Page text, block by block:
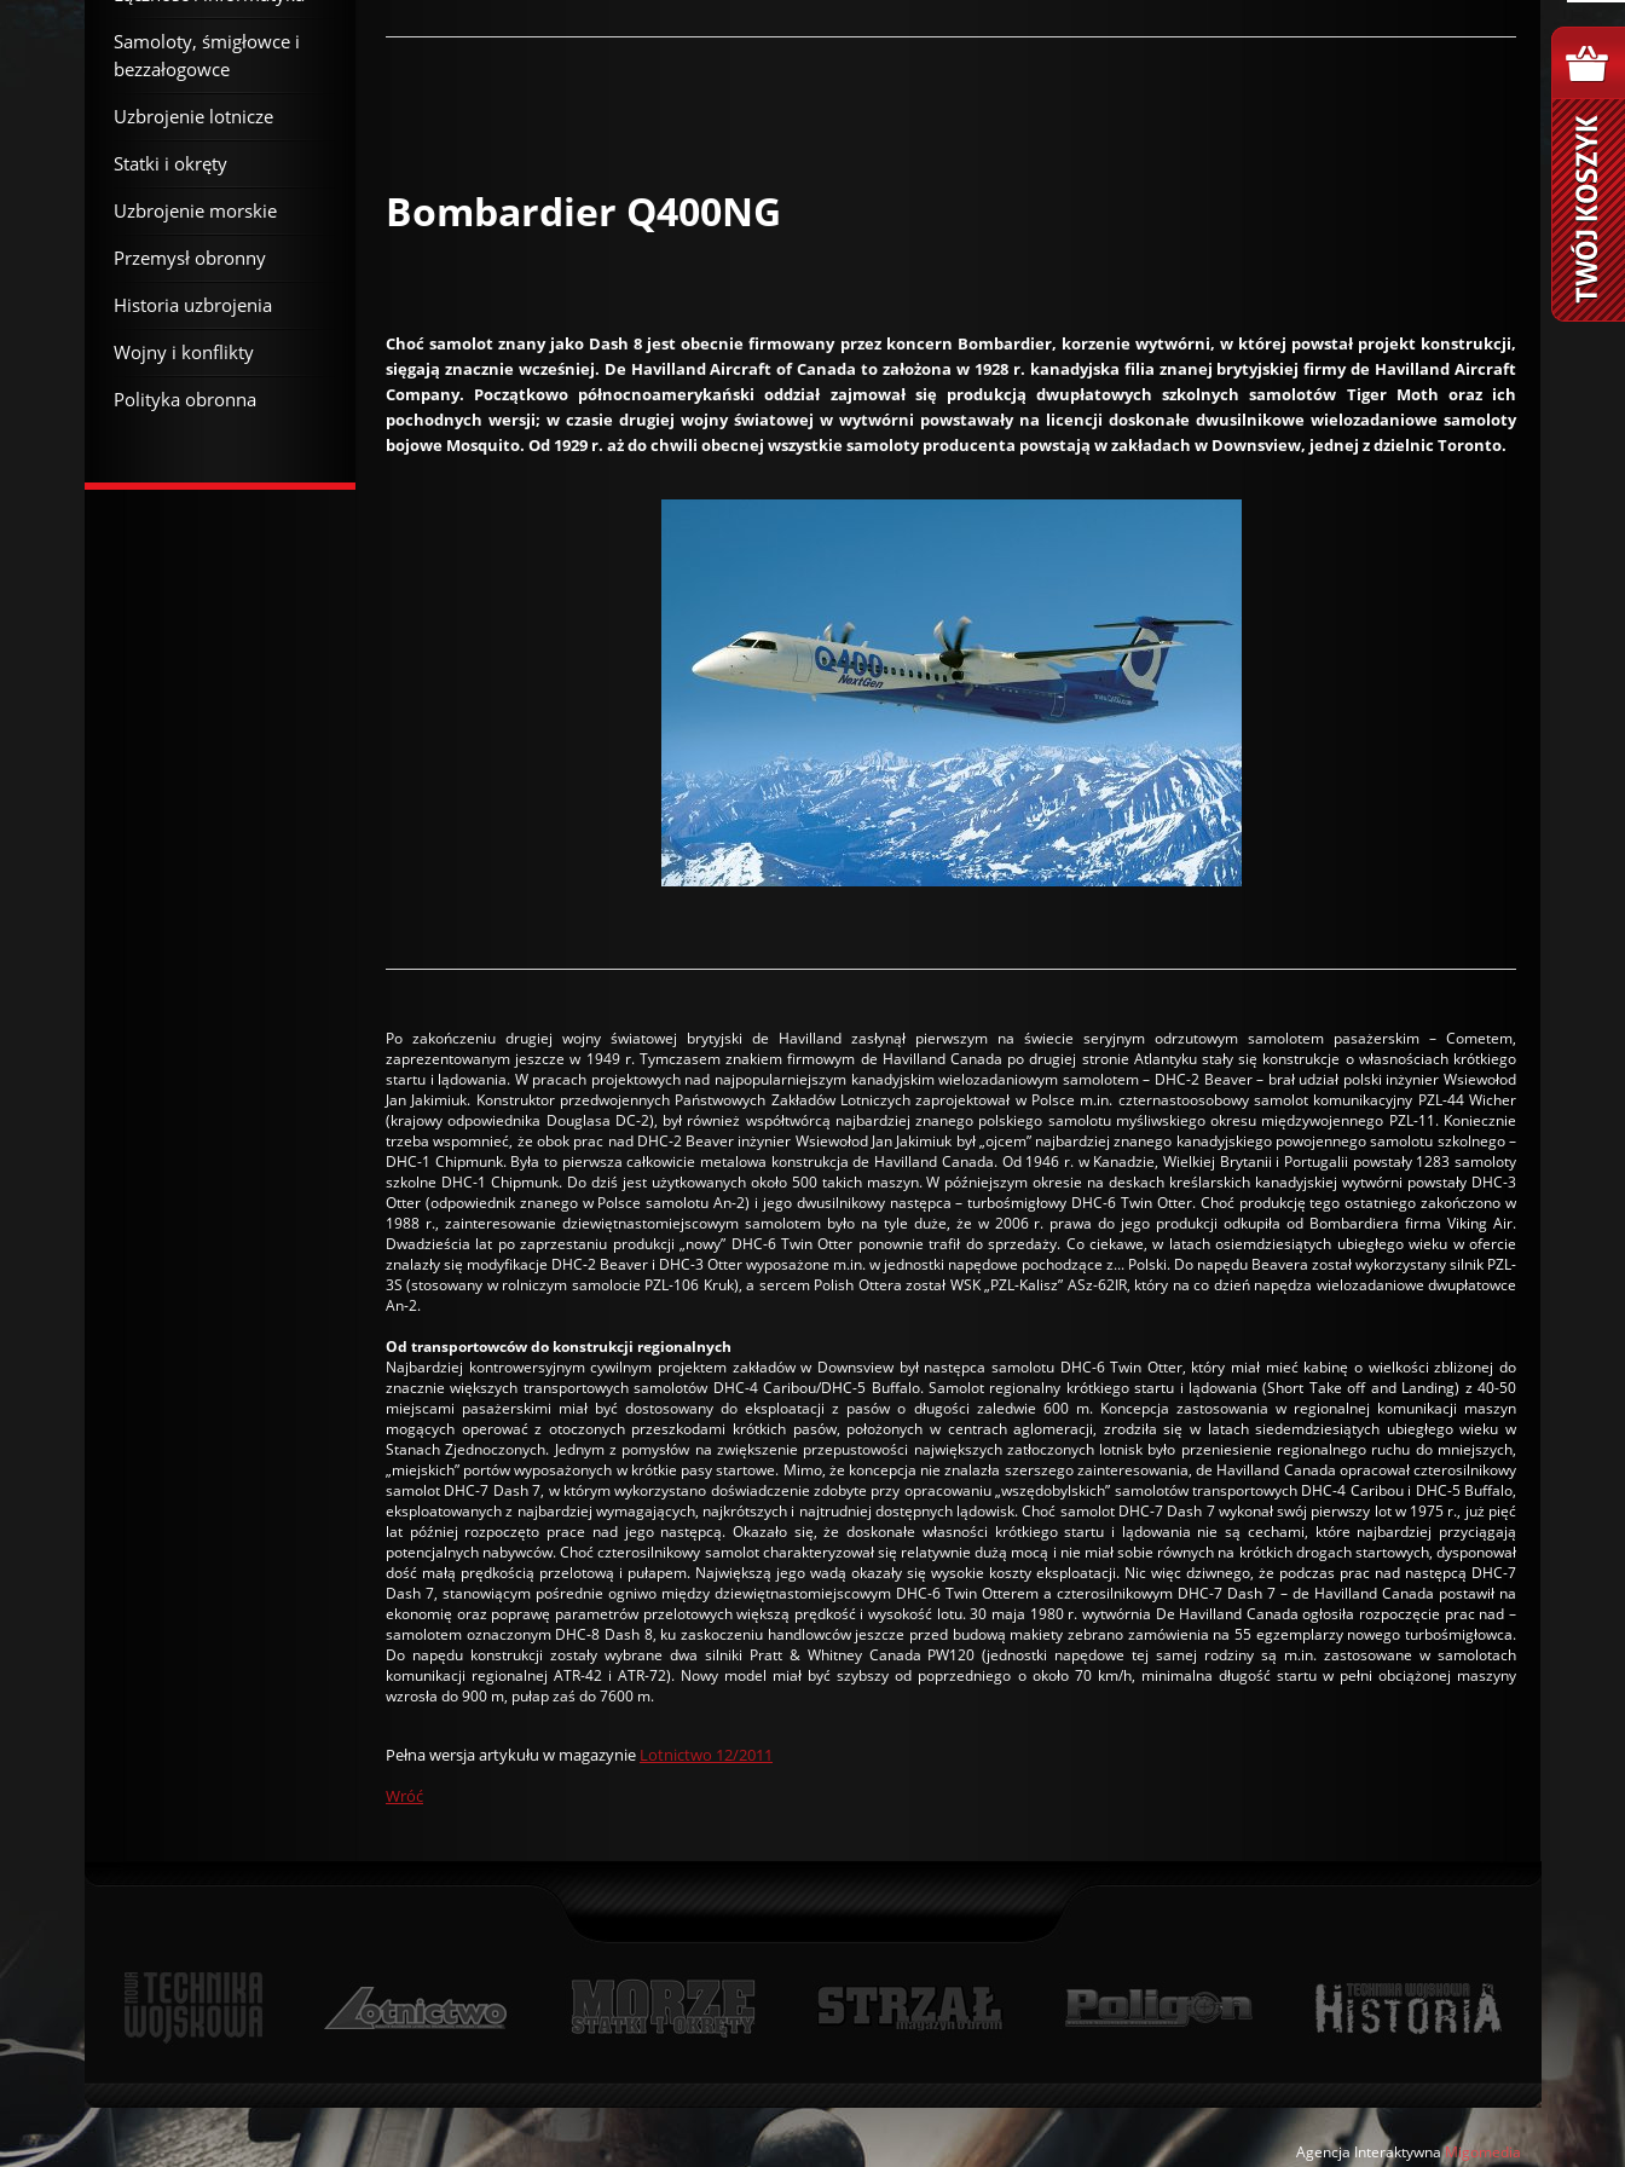
Bombardier Q400NG
Choć samolot znany jako Dash 8 jest obecnie firmowany przez koncern Bombardier, korzenie wytwórni, w której powstał projekt konstrukcji,
sięgają znacznie wcześniej. De Havilland Aircraft of Canada to założona w 1928 r. kanadyjska filia znanej brytyjskiej firmy de Havilland Aircraft
Company. Początkowo północnoamerykański oddział zajmował się produkcją dwupłatowych szkolnych samolotów Tiger Moth oraz ich
pochodnych wersji; w czasie drugiej wojny światowej w wytwórni powstawały na licencji doskonałe dwusilnikowe wielozadaniowe samoloty
bojowe Mosquito. Od 1929 r. aż do chwili obecnej wszystkie samoloty producenta powstają w zakładach w Downsview, jednej z dzielnic Toronto.
Po zakończeniu drugiej wojny światowej brytyjski de Havilland zasłynął pierwszym na świecie seryjnym odrzutowym samolotem pasażerskim – Cometem,
zaprezentowanym jeszcze w 1949 r. Tymczasem znakiem firmowym de Havilland Canada po drugiej stronie Atlantyku stały się konstrukcje o własnościach krótkiego
startu i lądowania. W pracach projektowych nad najpopularniejszym kanadyjskim wielozadaniowym samolotem – DHC-2 Beaver – brał udział polski inżynier Wsiewołod
Jan Jakimiuk. Konstruktor przedwojennych Państwowych Zakładów Lotniczych zaprojektował w Polsce m.in. czternastoosobowy samolot komunikacyjny PZL-44 Wicher
(krajowy odpowiednika Douglasa DC-2), był również współtwórcą najbardziej znanego polskiego samolotu myśliwskiego okresu międzywojennego PZL-11. Koniecznie
trzeba wspomnieć, że obok prac nad DHC-2 Beaver inżynier Wsiewołod Jan Jakimiuk był „ojcem” najbardziej znanego kanadyjskiego powojennego samolotu szkolnego –
DHC-1 Chipmunk. Była to pierwsza całkowicie metalowa konstrukcja de Havilland Canada. Od 1946 r. w Kanadzie, Wielkiej Brytanii i Portugalii powstały 1283 samoloty
szkolne DHC-1 Chipmunk. Do dziś jest użytkowanych około 500 takich maszyn. W późniejszym okresie na deskach kreślarskich kanadyjskiej wytwórni powstały DHC-3
Otter (odpowiednik znanego w Polsce samolotu An-2) i jego dwusilnikowy następca – turbośmigłowy DHC-6 Twin Otter. Choć produkcję tego ostatniego zakończono w
1988 r., zainteresowanie dziewiętnastomiejscowym samolotem było na tyle duże, że w 2006 r. prawa do jego produkcji odkupiła od Bombardiera firma Viking Air.
Dwadzieścia lat po zaprzestaniu produkcji „nowy” DHC-6 Twin Otter ponownie trafił do sprzedaży. Co ciekawe, w latach osiemdziesiątych ubiegłego wieku w ofercie
znalazły się modyfikacje DHC-2 Beaver i DHC-3 Otter wyposażone m.in. w jednostki napędowe pochodzące z... Polski. Do napędu Beavera został wykorzystany silnik PZL-
3S (stosowany w rolniczym samolocie PZL-106 Kruk), a sercem Polish Ottera został WSK „PZL-Kalisz” ASz-62IR, który na co dzień napędza wielozadaniowe dwupłatowce
An-2.
Od transportowców do konstrukcji regionalnych
Najbardziej kontrowersyjnym cywilnym projektem zakładów w Downsview był następca samolotu DHC-6 Twin Otter, który miał mieć kabinę o wielkości zbliżonej do
znacznie większych transportowych samolotów DHC-4 Caribou/DHC-5 Buffalo. Samolot regionalny krótkiego startu i lądowania (Short Take off and Landing) z 40-50
miejscami pasażerskimi miał być dostosowany do eksploatacji z pasów o długości zaledwie 600 m. Koncepcja zastosowania w regionalnej komunikacji maszyn
mogących operować z otoczonych przeszkodami krótkich pasów, położonych w centrach aglomeracji, zrodziła się w latach siedemdziesiątych ubiegłego wieku w
Stanach Zjednoczonych. Jednym z pomysłów na zwiększenie przepustowości największych zatłoczonych lotnisk było przeniesienie regionalnego ruchu do mniejszych,
„miejskich” portów wyposażonych w krótkie pasy startowe. Mimo, że koncepcja nie znalazła szerszego zainteresowania, de Havilland Canada opracował czterosilnikowy
samolot DHC-7 Dash 7, w którym wykorzystano doświadczenie zdobyte przy opracowaniu „wszędobylskich” samolotów transportowych DHC-4 Caribou i DHC-5 Buffalo,
eksploatowanych z najbardziej wymagających, najkrótszych i najtrudniej dostępnych lądowisk. Choć samolot DHC-7 Dash 7 wykonał swój pierwszy lot w 1975 r., już pięć
lat później rozpoczęto prace nad jego następcą. Okazało się, że doskonałe własności krótkiego startu i lądowania nie są cechami, które najbardziej przyciągają
potencjalnych nabywców. Choć czterosilnikowy samolot charakteryzował się relatywnie dużą mocą i nie miał sobie równych na krótkich drogach startowych, dysponował
dość małą prędkością przelotową i pułapem. Największą jego wadą okazały się wysokie koszty eksploatacji. Nic więc dziwnego, że podczas prac nad następcą DHC-7
Dash 7, stanowiącym pośrednie ogniwo między dziewiętnastomiejscowym DHC-6 Twin Otterem a czterosilnikowym DHC-7 Dash 7 – de Havilland Canada postawił na
ekonomię oraz poprawę parametrów przelotowych większą prędkość i wysokość lotu. 30 maja 1980 r. wytwórnia De Havilland Canada ogłosiła rozpoczęcie prac nad –
samolotem oznaczonym DHC-8 Dash 8, ku zaskoczeniu handlowców jeszcze przed budową makiety zebrano zamówienia na 55 egzemplarzy nowego turbośmigłowca.
Do napędu konstrukcji zostały wybrane dwa silniki Pratt & Whitney Canada PW120 (jednostki napędowe tej samej rodziny są m.in. zastosowane w samolotach
komunikacji regionalnej ATR-42 i ATR-72). Nowy model miał być szybszy od poprzedniego o około 70 km/h, minimalna długość startu w pełni obciążonej maszyny
wzrosła do 900 m, pułap zaś do 7600 m.
Pełna wersja artykułu w magazynie Lotnictwo 12/2011
Wróć
Samoloty, śmigłowce i
bezzałogowce
Uzbrojenie lotnicze
Statki i okręty
Uzbrojenie morskie
Przemysł obronny
Historia uzbrojenia
Wojny i konflikty
Polityka obronna
Agencja InteraktywnaMigomedia